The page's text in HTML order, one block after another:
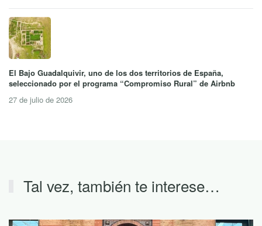
El Bajo Guadalquivir, uno de los dos territorios de España,
seleccionado por el programa “Compromiso Rural” de Airbnb
27 de julio de 2026
Tal vez, también te interese…